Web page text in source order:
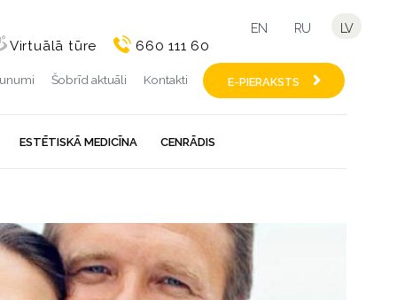
Virtuālā tūre 660 111 60
EN RU LV
Šobrīd aktuāli Kontakti E-PIERAKSTS
ESTĒTISKĀ MEDICĪNA CENRĀDIS